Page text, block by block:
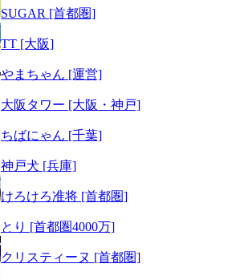
SUGAR [首都圏]
TT [大阪]
やまちゃん [運営]
大阪タワー [大阪・神戸]
ちばにゃん [千葉]
神戸犬 [兵庫]
けろけろ准将 [首都圏]
とり [首都圏4000万]
クリスティーヌ [首都圏]